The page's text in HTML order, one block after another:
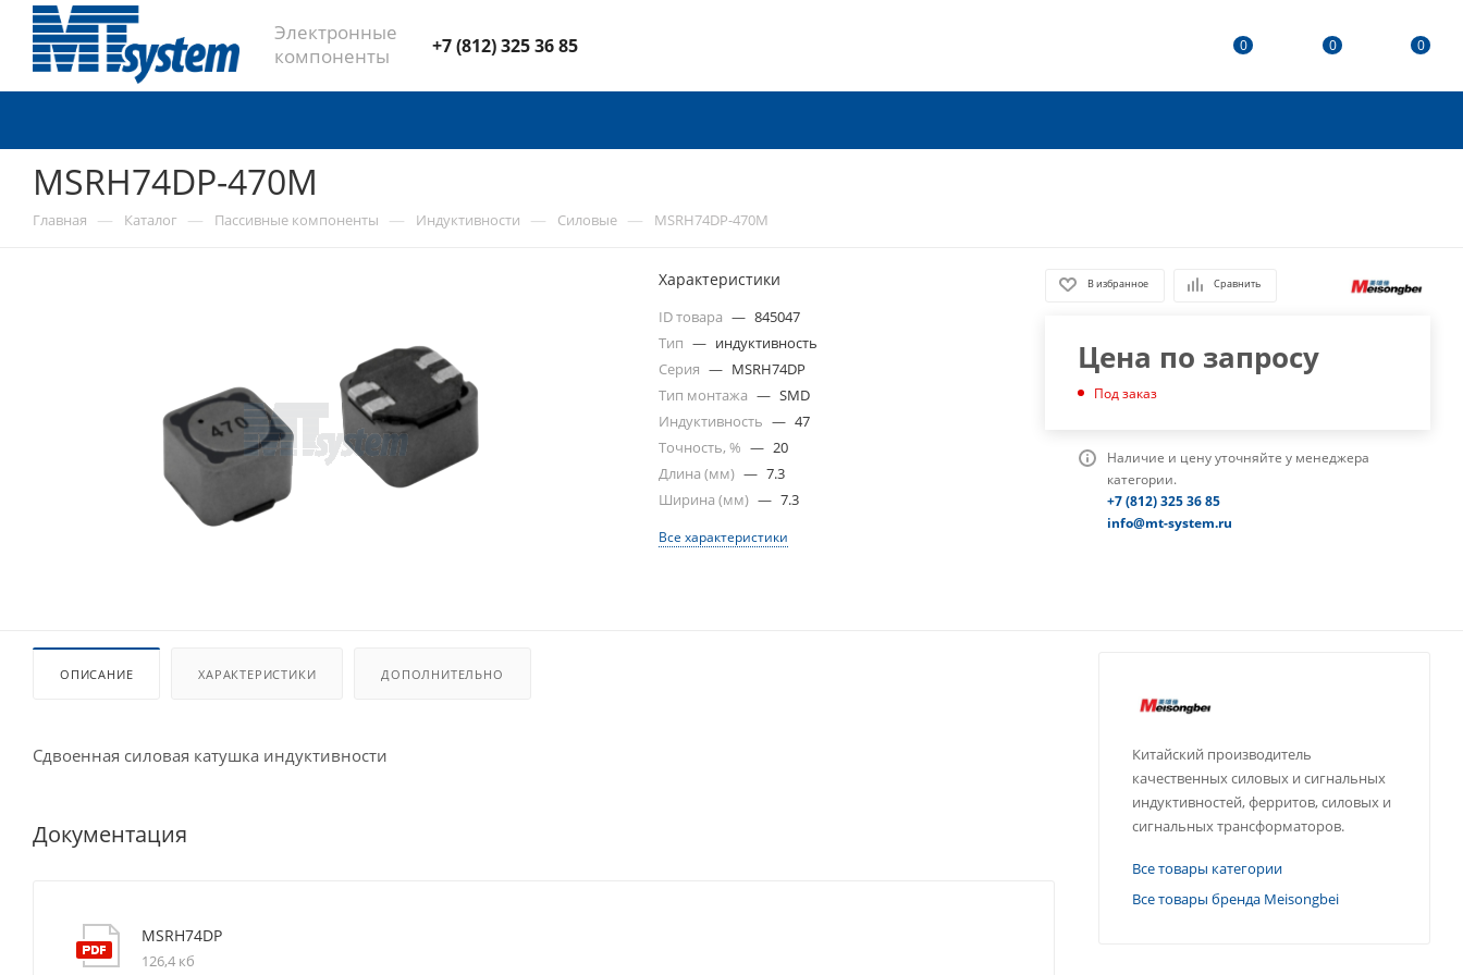
Электронные
компоненты
+7 (812) 325 36 85 0 0 0
MSRH74DP-470M
Главная — Каталог — Пассивные компоненты — Индуктивности — Силовые — MSRH74DP-470M
Характеристики
ID товара — 845047
Тип — индуктивность
Серия — MSRH74DP
Тип монтажа — SMD
Индуктивность — 47
Точность, % — 20
Длина (мм) — 7.3
Ширина (мм) — 7.3
Все характеристики
В избранное Сравнить
Цена по запросу
Под заказ
Наличие и цену уточняйте у менеджера
категории.
+7 (812) 325 36 85
info@mt-system.ru
ОПИСАНИЕ ХАРАКТЕРИСТИКИ ДОПОЛНИТЕЛЬНО
Сдвоенная силовая катушка индуктивности
Документация
MSRH74DP
126,4 кб
Китайский производитель
качественных силовых и сигнальных
индуктивностей, ферритов, силовых и
сигнальных трансформаторов.
Все товары категории
Все товары бренда Meisongbei